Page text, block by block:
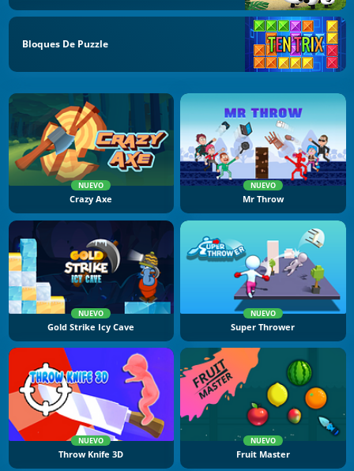
Bloques De Puzzle
NUEVO
Crazy Axe
NUEVO
Mr Throw
NUEVO
Gold Strike Icy Cave
NUEVO
Super Thrower
NUEVO
Throw Knife 3D
NUEVO
Fruit Master